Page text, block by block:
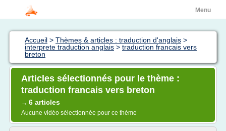
Menu
Accueil > Thèmes & articles : traduction d'anglais >
interprete traduction anglais > traduction francais vers
breton
Articles sélectionnés pour le thème :
traduction francais vers breton
→ 6 articles
Aucune vidéo sélectionnée pour ce thème